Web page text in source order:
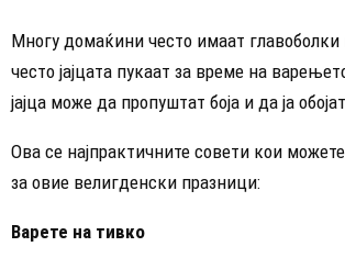
Многу домаќини често имаат
често јајцата пукаат за време на
јајца може да пропуштат боја и да ја
Ова се најпрактичните совети кои
за овие велигденски празници:
Варете на тивко